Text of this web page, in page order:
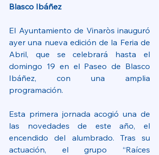
Blasco Ibáñez
El Ayuntamiento de Vinaròs inauguró
ayer una nueva edición de la Feria de
Abril, que se celebrará hasta el
domingo 19 en el Paseo de Blasco
Ibáñez, con una amplia
programación.
Esta primera jornada acogió una de
las novedades de este año, el
encendido del alumbrado. Tras su
actuación, el grupo “Raíces